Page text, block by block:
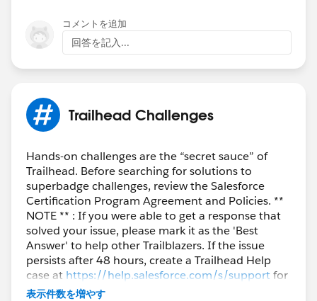
コメントを追加
回答を記入...
Trailhead Challenges
Hands-on challenges are the “secret sauce” of
Trailhead. Before searching for solutions to
superbadge challenges, review the Salesforce
Certification Program Agreement and Policies. **
NOTE ** : If you were able to get a response that
solved your issue, please mark it as the 'Best
Answer' to help other Trailblazers. If the issue
persists after 48 hours, create a Trailhead Help
case at https://help.salesforce.com/s/supportfor
further assistance.
表示件数を増やす